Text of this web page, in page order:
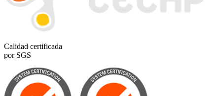
Calidad certificada
por SGS